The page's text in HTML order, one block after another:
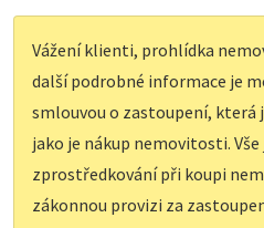
Vážení klienti, prohlídka
další podrobné informace je
smlouvou o zastoupení, která
jako je nákup nemovitosti. Vše
zprostředkování při koupi
zákonnou provizi za